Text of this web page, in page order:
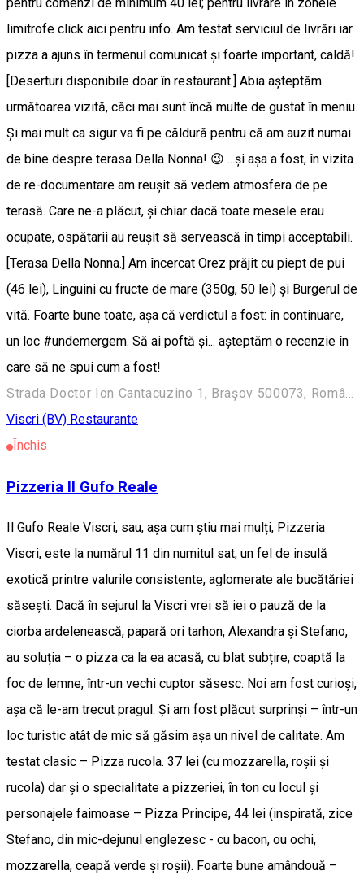
limitrofe click aici pentru info. Am testat serviciul de livrări iar
pizza a ajuns în termenul comunicat şi foarte important, caldă!
[Deserturi disponibile doar în restaurant.] Abia așteptăm
următoarea vizită, căci mai sunt încă multe de gustat în meniu.
Şi mai mult ca sigur va fi pe căldură pentru că am auzit numai
de bine despre terasa Della Nonna! 😉 ...și așa a fost, în vizita
de re-documentare am reușit să vedem atmosfera de pe
terasă. Care ne-a plăcut, și chiar dacă toate mesele erau
ocupate, ospătarii au reușit să servească în timpi acceptabili.
[Terasa Della Nonna.] Am încercat Orez prăjit cu piept de pui
(46 lei), Linguini cu fructe de mare (350g, 50 lei) și Burgerul de
vită. Foarte bune toate, așa că verdictul a fost: în continuare,
un loc #undemergem. Să ai poftă și... așteptăm o recenzie în
care să ne spui cum a fost!
Strada Doctor Ion Cantacuzino 1, Brașov 500073, România
Viscri (BV) Restaurante
Închis
Pizzeria Il Gufo Reale
Il Gufo Reale Viscri, sau, așa cum știu mai mulți, Pizzeria
Viscri, este la numărul 11 din numitul sat, un fel de insulă
exotică printre valurile consistente, aglomerate ale bucătăriei
săsești. Dacă în sejurul la Viscri vrei să iei o pauză de la
ciorba ardelenească, papară ori tarhon, Alexandra și Stefano,
au soluția – o pizza ca la ea acasă, cu blat subțire, coaptă la
foc de lemne, într-un vechi cuptor săsesc. Noi am fost curioși,
așa că le-am trecut pragul. Și am fost plăcut surprinși – într-un
loc turistic atât de mic să găsim așa un nivel de calitate. Am
testat clasic – Pizza rucola. 37 lei (cu mozzarella, roșii și
rucola) dar și o specialitate a pizzeriei, în ton cu locul și
personajele faimoase – Pizza Principe, 44 lei (inspirată, zice
Stefano, din mic-dejunul englezesc - cu bacon, ou ochi,
mozzarella, ceapă verde și roșii). Foarte bune amândouă –